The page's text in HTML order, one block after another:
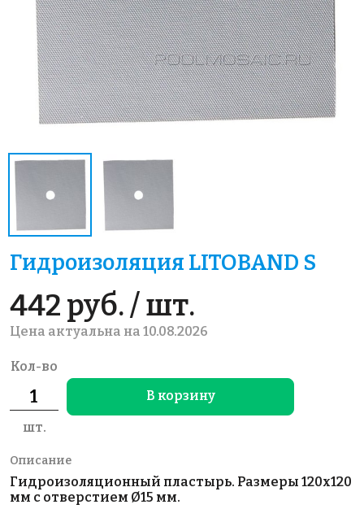
Гидроизоляция LITOBAND S
442 руб. / шт.
Цена актуальна на 10.08.2026
Кол-во
шт.
В корзину
Описание
Гидроизоляционный пластырь. Размеры 120х120
мм с отверстием Ø15 мм.